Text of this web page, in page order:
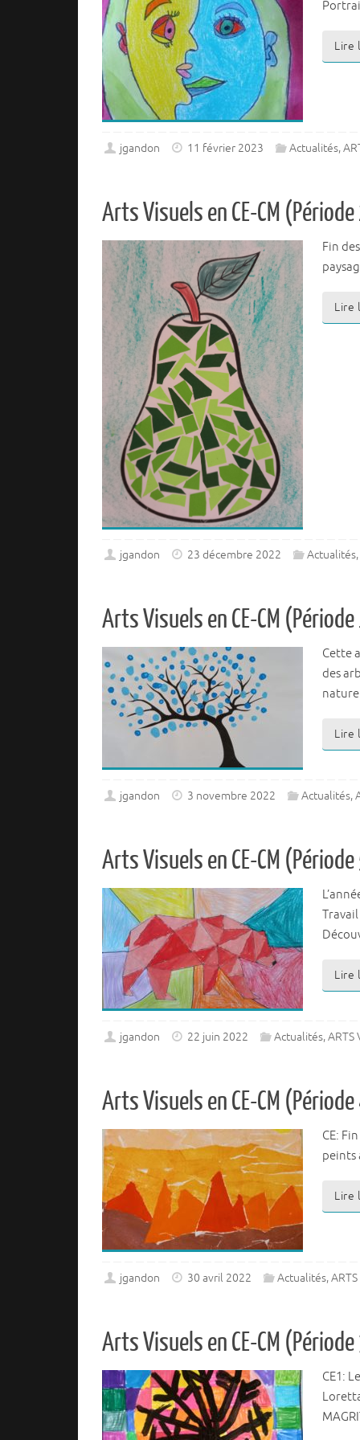
Lire
jgandon 11 février 2023 Actualités,
Arts Visuels en CE-CM
Fin
Lire
jgandon 23 décembre 2022 Actualités,
Arts Visuels en CE-CM
Cette
des
Lire
jgandon 3 novembre 2022 Actualités,
Arts Visuels en CE-CM
Lire
jgandon 22 juin 2022 Actualités,ARTS
Arts Visuels en CE-CM
CE:
peints
Lire
jgandon 30 avril 2022 Actualités,ARTS
Arts Visuels en CE-CM
CE1: